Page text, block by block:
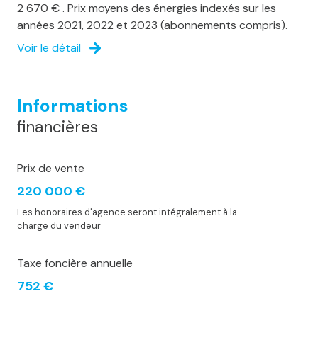
2 670 € . Prix moyens des énergies indexés sur les
années 2021, 2022 et 2023 (abonnements compris).
Voir le détail
Informations
financières
Prix de vente
220 000 €
Les honoraires d'agence seront intégralement à la
charge du vendeur
Taxe foncière annuelle
752 €